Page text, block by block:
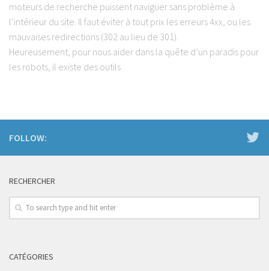
moteurs de recherche puissent naviguer sans problème à
l’intérieur du site. Il faut éviter à tout prix les erreurs 4xx, ou les
mauvaises redirections (302 au lieu de 301).
Heureusement, pour nous aider dans la quête d’un paradis pour
les robots, il existe des outils
FOLLOW:
RECHERCHER
CATÉGORIES